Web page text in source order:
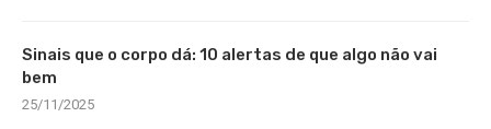
Sinais que o corpo dá: 10 alertas de que algo não vai
bem
25/11/2025